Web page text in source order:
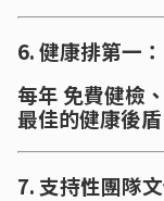
6. 健康排第一：
每年 免費健檢
最佳的健康後盾
7. 支持性團隊文